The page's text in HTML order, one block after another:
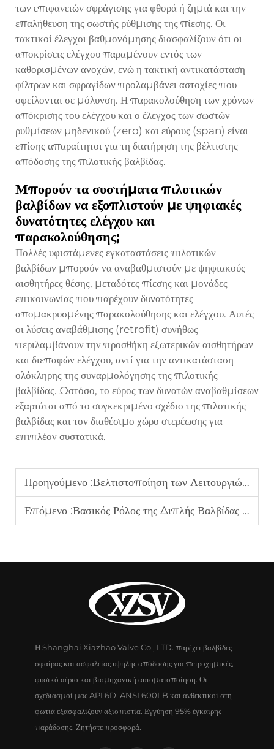
των επιφανειών σφράγισης για φθορά ή ζημιά και την
επαλήθευση της σωστής ρύθμισης της πίεσης. Οι
τακτικοί έλεγχοι βαθμονόμησης διασφαλίζουν ότι οι
αποκρίσεις ελέγχου παραμένουν εντός των
καθορισμένων ανοχών, ενώ η τακτική αντικατάσταση
φίλτρων και σφραγίδων προλαμβάνει αστοχίες που
οφείλονται σε μόλυνση. Η παρακολούθηση των χρόνων
απόκρισης του ελέγχου και ο έλεγχος των σωστών
ρυθμίσεων μηδενικού (zero) και εύρους (span) είναι
επίσης απαραίτητοι για τη διατήρηση της βέλτιστης
απόδοσης της πιλοτικής βαλβίδας.
Μπορούν τα συστήματα πιλοτικών
βαλβίδων να εξοπλιστούν με ψηφιακές
δυνατότητες ελέγχου και
παρακολούθησης;
Πολλές υφιστάμενες εγκαταστάσεις πιλοτικών
βαλβίδων μπορούν να αναβαθμιστούν με ψηφιακούς
αισθητήρες θέσης, μεταδότες πίεσης και μονάδες
επικοινωνίας που παρέχουν δυνατότητες
απομακρυσμένης παρακολούθησης και ελέγχου. Αυτές
οι λύσεις αναβάθμισης (retrofit) συνήθως
περιλαμβάνουν την προσθήκη εξωτερικών αισθητήρων
και διεπαφών ελέγχου, αντί για την αντικατάσταση
ολόκληρης της συναρμολόγησης της πιλοτικής
βαλβίδας. Ωστόσο, το εύρος των δυνατών αναβαθμίσεων
εξαρτάται από το συγκεκριμένο σχέδιο της πιλοτικής
βαλβίδας και τον διαθέσιμο χώρο στερέωσης για
επιπλέον συστατικά.
Προηγούμενο :Βελτιστοποίηση των Λειτουργιών με Συμβουλές Από Τοπ Κατασκευαστές Ροπής
Επόμενο :Βασικός Ρόλος της Διπλής Βαλβίδας Πιλότου στα Συστήματα Ασφαλείας
Η Shanghai Xiazhao Valve Co., LTD. παρέχει βαλβίδες
σφαίρας και ασφαλείας υψηλής απόδοσης για πετροχημικές,
φυσικό αέριο και βιομηχανική αυτοματοποίηση. Οι
σχεδιασμοί μας API 6D, ANSI 600LB και ανθεκτικοί στη
φωτιά εξασφαλίζουν αξιοπιστία. Εγγύηση 95% έγκαιρης
παράδοσης. Ζητήστε προσφορά.